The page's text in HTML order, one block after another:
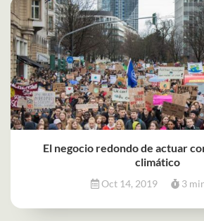
El negocio redondo de actuar
climático
Oct 14, 2019 3